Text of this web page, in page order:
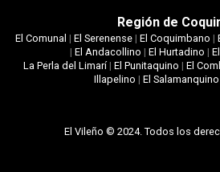
Región de
El Comunal | El Serenense| El Coquimbano |
| El Andacollino | El Hurtadino |
La Perla del Limarí|El Punitaquino |El
Illapelino | El Salamanquino
El Vileño © 2024. Todos los